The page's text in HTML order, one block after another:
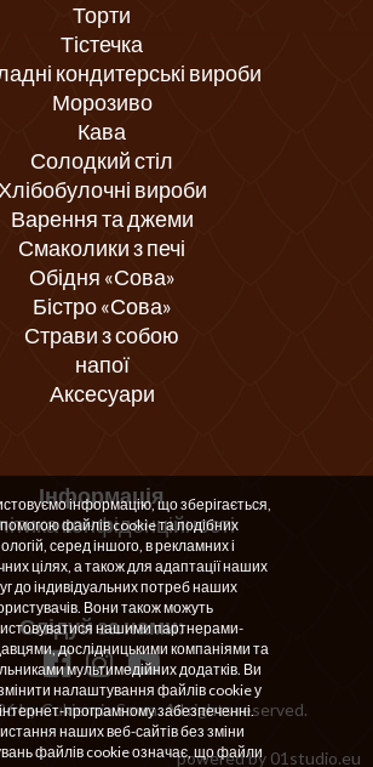
Торти
Тістечка
кондитерські вироби
Морозиво
Кава
Солодкий стіл
Хлібобулочні вироби
Варення та джеми
Смаколики з печі
Обідня «Сова»
Бістро «Сова»
Страви з собою
напої
Аксесуари
Інформація
конфіденційності
Слідуй за нами:
by Cukiernia Sowa. All rights reserved.
powered by 01studio.eu
інформацію, що зберігається,
файлів cookie та подібних
серед іншого, в рекламних і
цілях, а також для адаптації наших
до індивідуальних потреб наших
Вони також можуть
нашими партнерами-
дослідницькими компаніями та
мультимедійних додатків. Ви
налаштування файлів cookie у
програмному забезпеченні.
наших веб-сайтів без зміни
файлів cookie означає, що файли